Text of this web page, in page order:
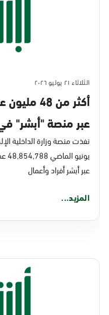
الثلاثاء ٢١ يوليو ٢٠٢٦
أكثر من 48
عبر منصة "أبشر" في
نفذت منصة وزارة الداخلية
عبر أبشر أفراد وأعمال
المزيد...